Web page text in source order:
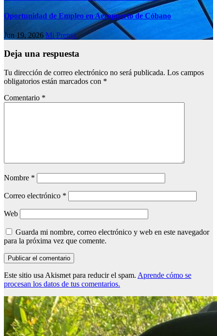
Oportunidad de Empleo en Aeropuerto de Cóbano
Jun 19, 2026 Mi Prensa
Deja una respuesta
Tu dirección de correo electrónico no será publicada. Los campos
obligatorios están marcados con *
Comentario *
Nombre *
Correo electrónico *
Web
Guarda mi nombre, correo electrónico y web en este navegador
para la próxima vez que comente.
Este sitio usa Akismet para reducir el spam. Aprende cómo se
procesan los datos de tus comentarios.